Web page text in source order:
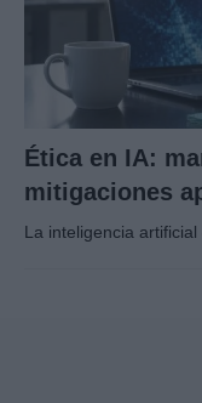
Ética en IA:
mitigaciones
La inteligencia